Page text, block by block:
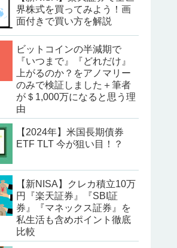
界株式を買ってみよう！画
面付きで買い方を解説
ビットコインの半減期で
『いつまで』『どれだけ』
上がるのか？をアノマリー
のみで検証しました＋筆者
が＄1,000万になると思う理
由
【2024年】米国長期債券
ETF TLT 今が狙い目！？
【新NISA】クレカ積立10万
円『楽天証券』『SBI証
券』『マネックス証券』を
私生活も含めポイント徹底
比較